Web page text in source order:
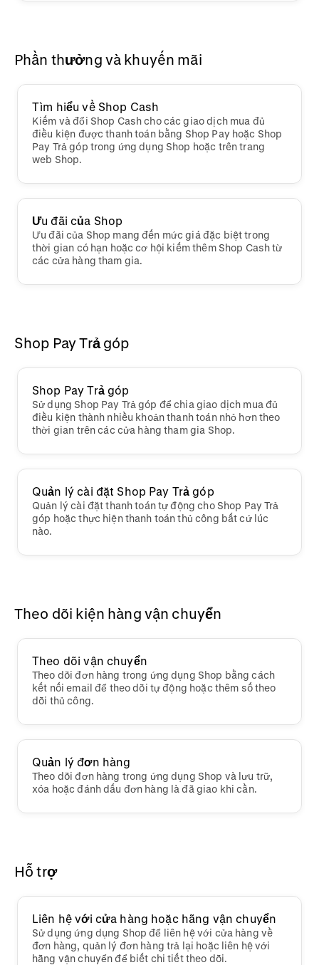
Phần thưởng và khuyến mãi
Tìm hiểu về Shop Cash
Kiếm và đổi Shop Cash cho các giao dịch mua đủ
điều kiện được thanh toán bằng Shop Pay hoặc Shop
Pay Trả góp trong ứng dụng Shop hoặc trên trang
web Shop.
Ưu đãi của Shop
Ưu đãi của Shop mang đến mức giá đặc biệt trong
thời gian có hạn hoặc cơ hội kiếm thêm Shop Cash từ
các cửa hàng tham gia.
Shop Pay Trả góp
Shop Pay Trả góp
Sử dụng Shop Pay Trả góp để chia giao dịch mua đủ
điều kiện thành nhiều khoản thanh toán nhỏ hơn theo
thời gian trên các cửa hàng tham gia Shop.
Quản lý cài đặt Shop Pay Trả góp
Quản lý cài đặt thanh toán tự động cho Shop Pay Trả
góp hoặc thực hiện thanh toán thủ công bất cứ lúc
nào.
Theo dõi kiện hàng vận chuyển
Theo dõi vận chuyển
Theo dõi đơn hàng trong ứng dụng Shop bằng cách
kết nối email để theo dõi tự động hoặc thêm số theo
dõi thủ công.
Quản lý đơn hàng
Theo dõi đơn hàng trong ứng dụng Shop và lưu trữ,
xóa hoặc đánh dấu đơn hàng là đã giao khi cần.
Hỗ trợ
Liên hệ với cửa hàng hoặc hãng vận chuyển
Sử dụng ứng dụng Shop để liên hệ với cửa hàng về
đơn hàng, quản lý đơn hàng trả lại hoặc liên hệ với
hãng vận chuyển để biết chi tiết theo dõi.